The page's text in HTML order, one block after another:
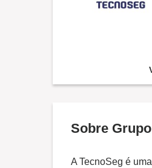
Sobre
A TecnoSeg é